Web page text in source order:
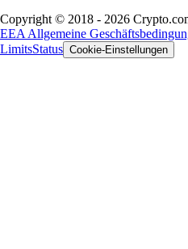
Copyright © 2018 - 2026
EEA Allgemeine
LimitsStatus Cookie-Einstellungen